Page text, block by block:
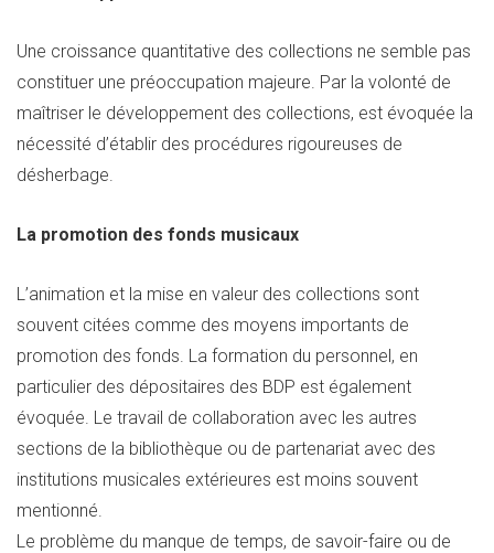
Une croissance quantitative des collections ne semble pas
constituer une préoccupation majeure. Par la volonté de
maîtriser le développement des collections, est évoquée la
nécessité d’établir des procédures rigoureuses de
désherbage.
La promotion des fonds musicaux
L’animation et la mise en valeur des collections sont
souvent citées comme des moyens importants de
promotion des fonds. La formation du personnel, en
particulier des dépositaires des BDP est également
évoquée. Le travail de collaboration avec les autres
sections de la bibliothèque ou de partenariat avec des
institutions musicales extérieures est moins souvent
mentionné.
Le problème du manque de temps, de savoir-faire ou de